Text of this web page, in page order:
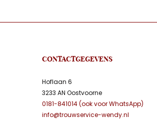
CONTACTGEGEVENS
Hoflaan 6
3233 AN Oostvoorne
0181-841014 (ook voor WhatsApp)
info@trouwservice-wendy.nl